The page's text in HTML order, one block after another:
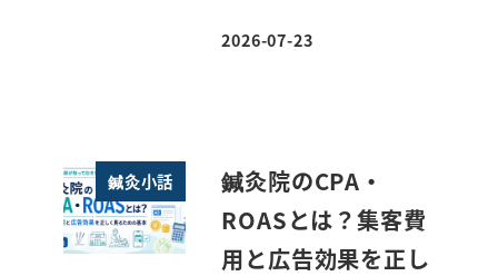
投稿日
2026-07-23
鍼灸小話
鍼灸院のCPA・
ROASとは？集客費
用と広告効果を正し